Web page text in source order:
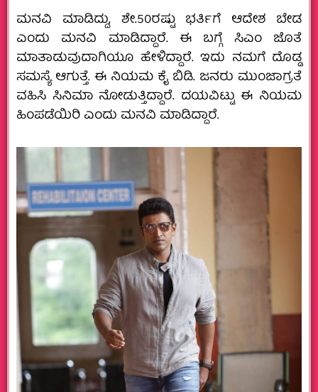
ಮನವಿ‌ ಮಾಡಿದ್ದು, ಶೇ.50ರಷ್ಟು ಭರ್ತಿಗೆ ಆದೇಶ ಬೇಡ
ಎಂದು‌ ಮನವಿ‌ ಮಾಡಿದ್ದಾರೆ. ಈ ಬಗ್ಗೆ ಸಿಎಂ ಜೊತೆ
ಮಾತಾಡುವುದಾಗಿಯೂ ಹೇಳಿದ್ದಾರೆ. ಇದು ನಮಗೆ ದೊಡ್ಡ
ಸಮಸ್ಯೆ ಆಗುತ್ತೆ. ಈ ನಿಯಮ ಕೈ ಬಿಡಿ. ಜನರು ಮುಂಜಾಗ್ರತೆ
ವಹಿಸಿ ಸಿನಿಮಾ ನೋಡುತ್ತಿದ್ದಾರೆ. ದಯವಿಟ್ಟು ಈ ನಿಯಮ
ಹಿಂಪಡೆಯಿರಿ ಎಂದು‌ ಮನವಿ ಮಾಡಿದ್ದಾರೆ.